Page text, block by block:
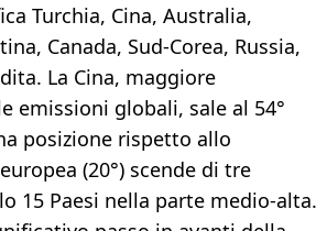
Turchia, Cina, Australia,
Canada, Sud-Corea, Russia,
La Cina, maggiore
emissioni globali, sale al 54°
posizione rispetto allo
(20°) scende di tre
15 Paesi nella parte medio-alta.